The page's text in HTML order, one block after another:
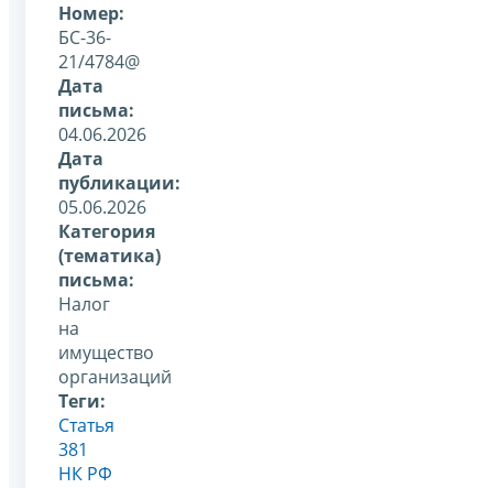
Номер:
БС-36-
21/4784@
Дата
письма:
04.06.2026
Дата
публикации:
05.06.2026
Категория
(тематика)
письма:
Налог
на
имущество
организаций
Теги:
Статья
381
НК РФ